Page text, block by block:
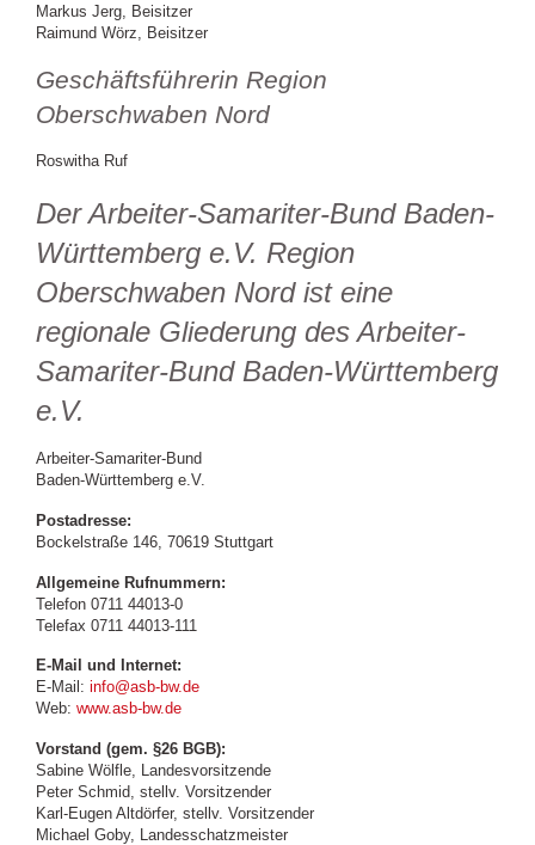
Markus Jerg, Beisitzer
Raimund Wörz, Beisitzer
Geschäftsführerin Region
Oberschwaben Nord
Roswitha Ruf
Der Arbeiter-Samariter-Bund Baden-
Württemberg e.V. Region
Oberschwaben Nord ist eine
regionale Gliederung des Arbeiter-
Samariter-Bund Baden-Württemberg
e.V.
Arbeiter-Samariter-Bund
Baden-Württemberg e.V.
Postadresse:
Bockelstraße 146, 70619 Stuttgart
Allgemeine Rufnummern:
Telefon 0711 44013-0
Telefax 0711 44013-111
E-Mail und Internet:
E-Mail: info@asb-bw.de
Web: www.asb-bw.de
Vorstand (gem. §26 BGB):
Sabine Wölfle, Landesvorsitzende
Peter Schmid, stellv. Vorsitzender
Karl-Eugen Altdörfer, stellv. Vorsitzender
Michael Goby, Landesschatzmeister